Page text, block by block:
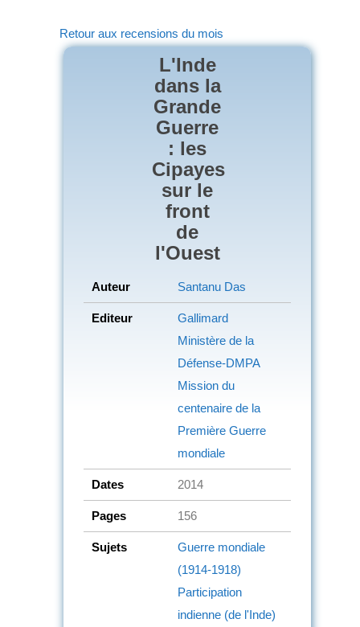
Retour aux recensions du mois
L'Inde
dans la
Grande
Guerre
: les
Cipayes
sur le
front
de
l'Ouest
Auteur Santanu Das
Editeur
Gallimard
Ministère de la
Défense-DMPA
Mission du
centenaire de la
Première Guerre
mondiale
Dates 2014
Pages 156
Sujets
Guerre mondiale
(1914-1918)
Participation
indienne (de l'Inde)